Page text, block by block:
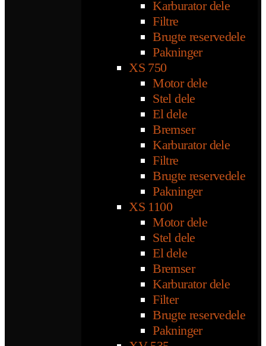
Karburator dele
Filtre
Brugte reservedele
Pakninger
XS 750
Motor dele
Stel dele
El dele
Bremser
Karburator dele
Filtre
Brugte reservedele
Pakninger
XS 1100
Motor dele
Stel dele
El dele
Bremser
Karburator dele
Filter
Brugte reservedele
Pakninger